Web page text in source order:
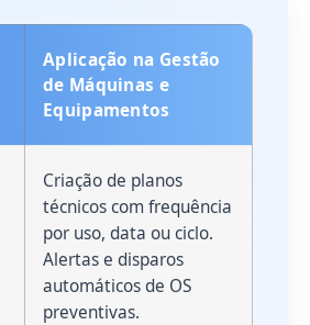
Aplicação na Gestão
de Máquinas e
Equipamentos
Criação de planos
técnicos com frequência
por uso, data ou ciclo.
Alertas e disparos
automáticos de OS
preventivas.